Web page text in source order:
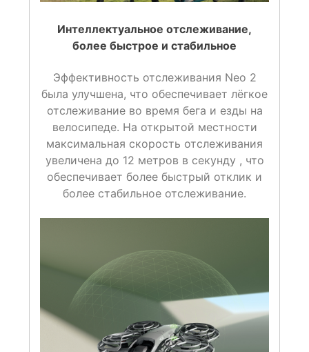
Интеллектуальное отслеживание,
более быстрое и стабильное
Эффективность отслеживания Neo 2
была улучшена, что обеспечивает лёгкое
отслеживание во время бега и езды на
велосипеде. На открытой местности
максимальная скорость отслеживания
увеличена до 12 метров в секунду , что
обеспечивает более быстрый отклик и
более стабильное отслеживание.